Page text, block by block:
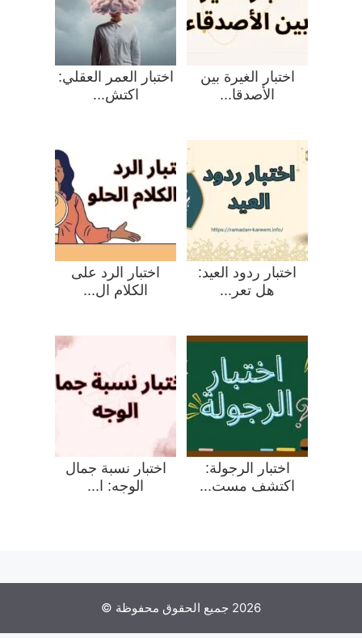
اختبار الغيرة بين
الأصدقا...
اختبار العمر العقلي:
اكتش...
اختبار ردود العيد:
هل تعر...
اختبار الرد على
الكلام ال...
اختبار الرجولة:
اكتشف مست...
اختبار نسبة جمال
الوجه: ا...
2026 جميع الحقوق محفوظة ©